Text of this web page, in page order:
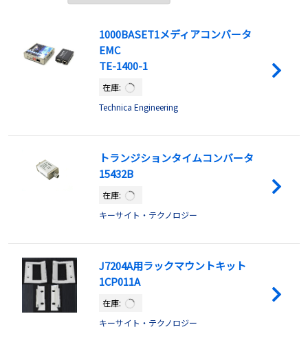
1000BASET1メディアコンバータ
EMC
TE-1400-1
在庫:
Technica Engineering
トランジションタイムコンバータ
15432B
在庫:
キーサイト・テクノロジー
J7204A用ラックマウントキット
1CP011A
在庫:
キーサイト・テクノロジー